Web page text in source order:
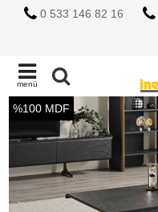
0 533 146 82 16
menü
%100 MDF